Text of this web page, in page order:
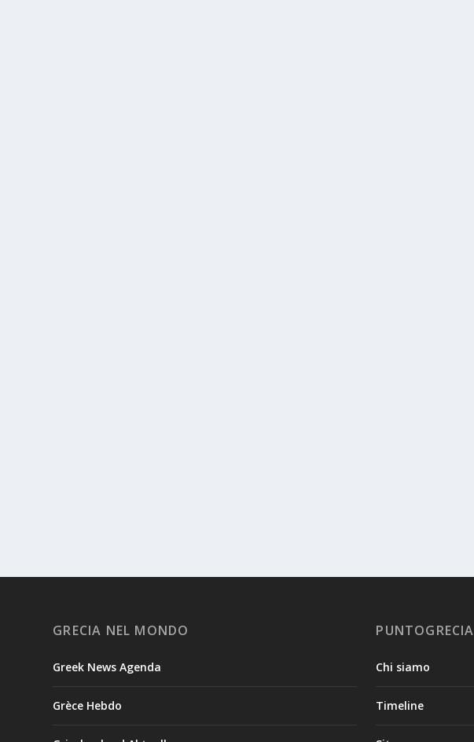
GRECIA NEL MONDO
Greek News Agenda
Grèce Hebdo
PUNTOGRECIA
Chi siamo
Timeline